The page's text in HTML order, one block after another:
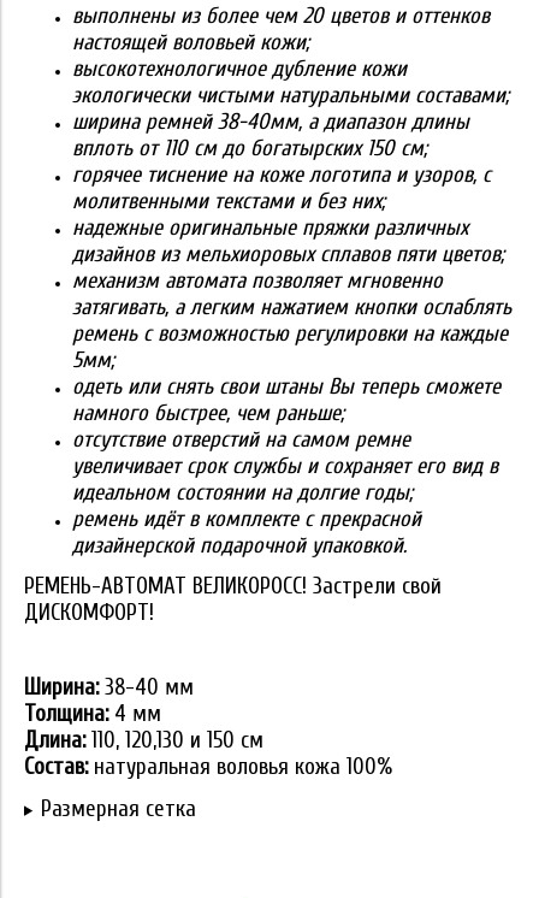
выполнены из более чем 20 цветов и оттенков
настоящей воловьей кожи;
высокотехнологичное дубление кожи
экологически чистыми натуральными составами;
ширина ремней 38-40мм, а диапазон длины
вплоть от 110 см до богатырских 150 см;
горячее тиснение на коже логотипа и узоров, с
молитвенными текстами и без них;
надежные оригинальные пряжки различных
дизайнов из мельхиоровых сплавов пяти цветов;
механизм автомата позволяет мгновенно
затягивать, а легким нажатием кнопки ослаблять
ремень с возможностью регулировки на каждые
5мм;
одеть или снять свои штаны Вы теперь сможете
намного быстрее, чем раньше;
отсутствие отверстий на самом ремне
увеличивает срок службы и сохраняет его вид в
идеальном состоянии на долгие годы;
ремень идёт в комплекте с прекрасной
дизайнерской подарочной упаковкой.
РЕМЕНЬ-АВТОМАТ ВЕЛИКОРОСС! Застрели свой
ДИСКОМФОРТ!
Ширина:38-40 мм
Толщина:4 мм
Длина:110, 120,130 и 150 см
Состав:натуральная воловья кожа 100%
Размерная сетка